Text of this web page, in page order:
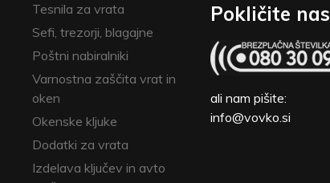
Tesnila za vrata
Sefi, trezorji, blagajne
Poštni nabiralniki
Varnostna zaščita vrat in
oken
Okenske kljuke
Dodatki za vrata
Izdelava ključev in avto
Pokličite nas
ali nam pišite:
info@vovko.si